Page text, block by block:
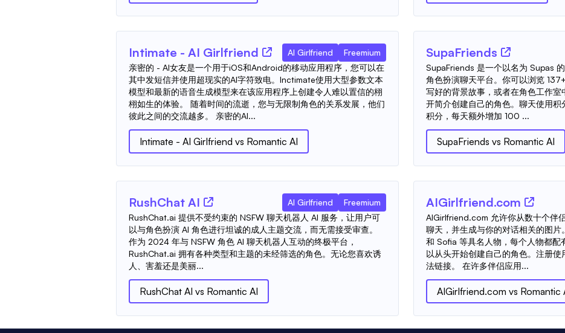
Intimate - AI Girlfriend AI Girlfriend
Freemium
亲密的 - AI女友是一个用于iOS和Android的移动应用程序，您可以在
其中发短信并使用超现实的AI字符致电。Inctimate使用大型参数文本
模型和最新的语音生成模型来在该应用程序上创建令人难以置信的栩
栩如生的体验。 随着时间的流逝，您与无限制角色的关系发展，他们
彼此之间的交流越多。 亲密的AI...
Intimate - AI Girlfriend vs Romantic AI
SupaFriends
SupaFriends 是一个以名为 Supas
角色扮演聊天平台。你可以浏览
写好的背景故事，或者在角色工作
开简介创建自己的角色。聊天使用
积分，每天额外增加 100 ...
SupaFriends vs Romantic AI
RushChat AI AI Girlfriend
Freemium
RushChat.ai 提供不受约束的 NSFW 聊天机器人 AI 服务，让用户可
以与角色扮演 AI 角色进行坦诚的成人主题交流，而无需接受审查。
作为 2024 年与 NSFW 角色 AI 聊天机器人互动的终极平台，
RushChat.ai 拥有各种类型和主题的未经筛选的角色。无论您喜欢诱
人、害羞还是美丽...
RushChat AI vs Romantic AI
AIGirlfriend.com
AIGirlfriend.com 允许你从数十个伴
聊天，并生成与你的对话相关的图
和 Sofia 等具名人物，每个人物都配
以从头开始创建自己的角色。注册
法链接。 在许多伴侣应用...
AIGirlfriend.com vs Romantic